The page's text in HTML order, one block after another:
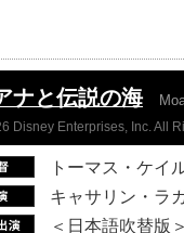
ナと伝説の海
Disney Enterprises, Inc. All
トーマス・ケイ
キャサリン・ラ
＜日本語吹替版